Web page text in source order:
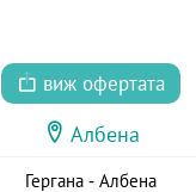
виж офертата
Албена
Гергана - Албена